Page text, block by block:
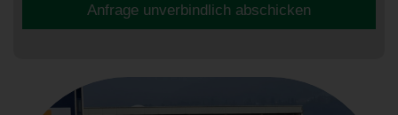
Anfrage unverbindlich abschicken